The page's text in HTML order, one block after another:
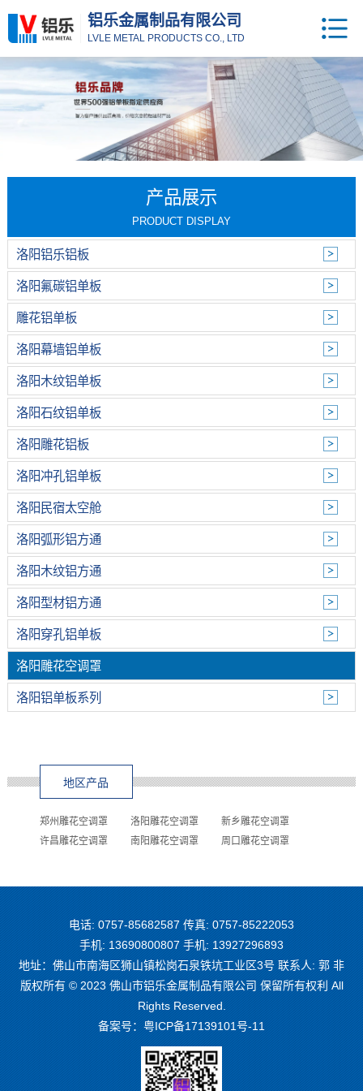
铝乐金属制品有限公司
LVLE METAL PRODUCTS CO., LTD
产品展示
PRODUCT DISPLAY
洛阳铝乐铝板
洛阳氟碳铝单板
雕花铝单板
洛阳幕墙铝单板
洛阳木纹铝单板
洛阳石纹铝单板
洛阳雕花铝板
洛阳冲孔铝单板
洛阳民宿太空舱
洛阳弧形铝方通
洛阳木纹铝方通
洛阳型材铝方通
洛阳穿孔铝单板
洛阳雕花空调罩
洛阳铝单板系列
地区产品
郑州雕花空调罩 洛阳雕花空调罩
新乡雕花空调罩
许昌雕花空调罩
南阳雕花空调罩 周口雕花空调罩
电话: 0757-85682587 传真: 0757-85222053
手机: 13690800807 手机: 13927296893
地址：佛山市南海区狮山镇松岗石泉铁坑工业区3号 联系人: 郭 非
版权所有 © 2023 佛山市铝乐金属制品有限公司 保留所有权利 All
Rights Reserved.
备案号： 粤ICP备17139101号-11